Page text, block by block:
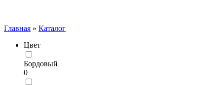
Главная » Каталог
Цвет
Бордовый
0